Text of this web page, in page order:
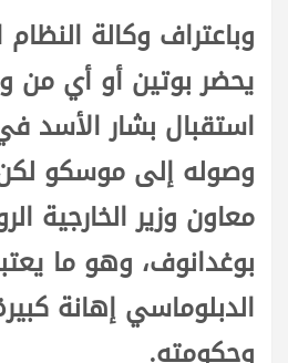
وباعتراف وكالة
يحضر بوتين أو أي من
استقبال بشار الأسد
وصوله إلى موسكو
معاون وزير الخارجية
بوغدانوف، وهو ما
الدبلوماسي إهانة